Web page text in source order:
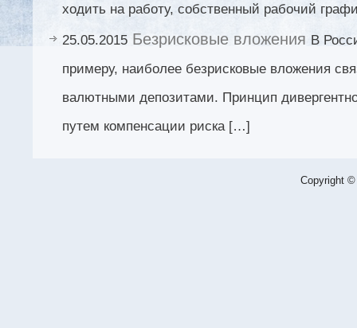
ходить на работу, собственный рабочий
25.05.2015 Безрисковые вложения В
примеру, наиболее безрисковые вложения
валютными депозитами. Принцип
путем компенсации риска […]
Copyright ©